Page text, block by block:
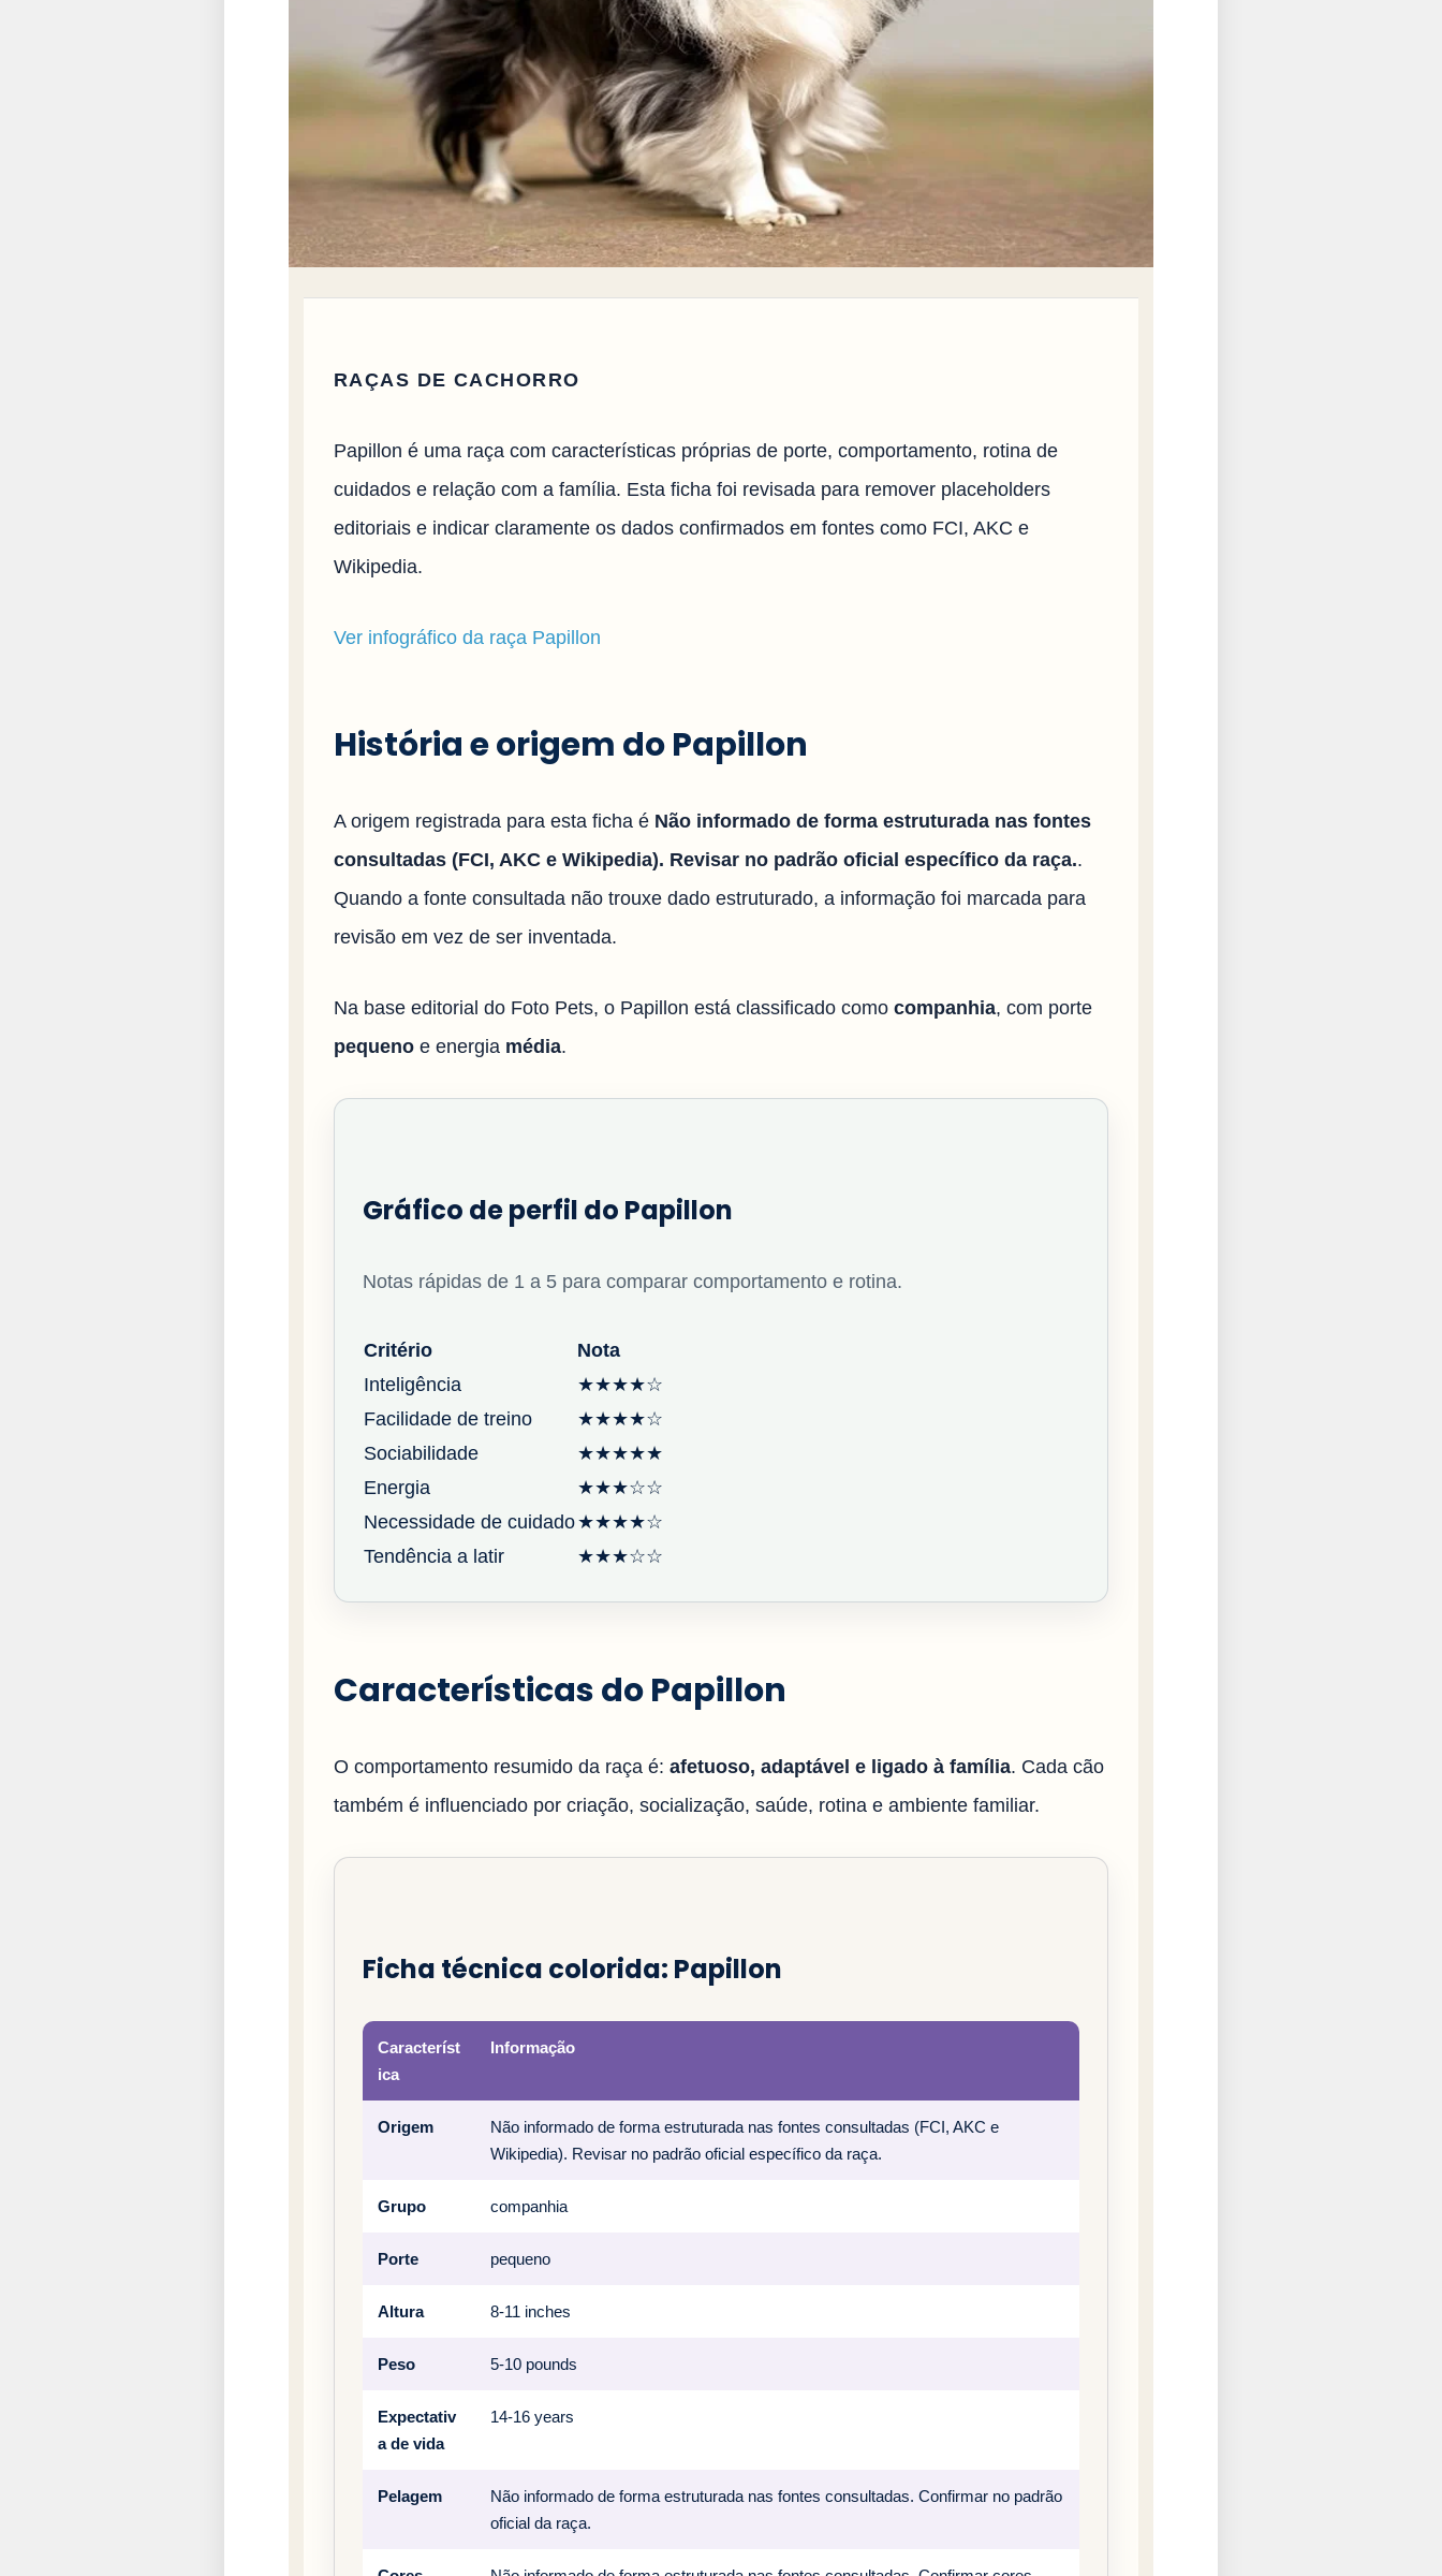
RAÇAS DE CACHORRO
Papillon é uma raça com características próprias de porte, comportamento, rotina de
cuidados e relação com a família. Esta ficha foi revisada para remover placeholders
editoriais e indicar claramente os dados confirmados em fontes como FCI, AKC e
Wikipedia.
Ver infográfico da raça Papillon
História e origem do Papillon
A origem registrada para esta ficha é Não informado de forma estruturada nas fontes
consultadas (FCI, AKC e Wikipedia). Revisar no padrão oficial específico da raça..
Quando a fonte consultada não trouxe dado estruturado, a informação foi marcada para
revisão em vez de ser inventada.
Na base editorial do Foto Pets, o Papillon está classificado como companhia, com porte
pequeno e energia média.
Gráfico de perfil do Papillon
Notas rápidas de 1 a 5 para comparar comportamento e rotina.
Critério
Nota
Inteligência
★★★★☆
Facilidade de treino
★★★★☆
Sociabilidade
★★★★★
Energia
★★★☆☆
Necessidade de cuidado★★★★☆
Tendência a latir
★★★☆☆
Características do Papillon
O comportamento resumido da raça é: afetuoso, adaptável e ligado à família. Cada cão
também é influenciado por criação, socialização, saúde, rotina e ambiente familiar.
Ficha técnica colorida: Papillon
Característ
ica
Informação
Origem
Não informado de forma estruturada nas fontes consultadas (FCI, AKC e
Wikipedia). Revisar no padrão oficial específico da raça.
Grupo companhia
Porte pequeno
Altura 8-11 inches
Peso 5-10 pounds
Expectativ
a de vida
14-16 years
Pelagem
Não informado de forma estruturada nas fontes consultadas. Confirmar no padrão
oficial da raça.